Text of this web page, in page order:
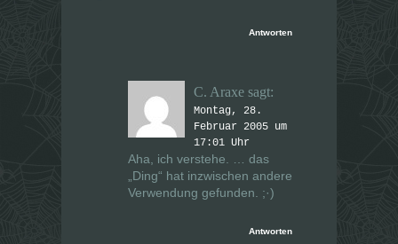
Antworten
C. Araxe sagt:
Montag, 28.
Februar 2005 um
17:01 Uhr
Aha, ich verstehe. … das
„Ding“ hat inzwischen andere
Verwendung gefunden. ;·)
Antworten